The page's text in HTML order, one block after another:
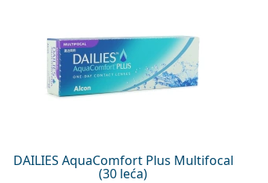
DAILIES AquaComfort Plus Multifocal
(30 leća)